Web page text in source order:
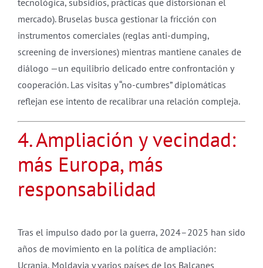
tecnológica, subsidios, prácticas que distorsionan el
mercado). Bruselas busca gestionar la fricción con
instrumentos comerciales (reglas anti-dumping,
screening de inversiones) mientras mantiene canales de
diálogo —un equilibrio delicado entre confrontación y
cooperación. Las visitas y “no-cumbres” diplomáticas
reflejan ese intento de recalibrar una relación compleja.
4. Ampliación y vecindad:
más Europa, más
responsabilidad
Tras el impulso dado por la guerra, 2024–2025 han sido
años de movimiento en la política de ampliación:
Ucrania, Moldavia y varios países de los Balcanes